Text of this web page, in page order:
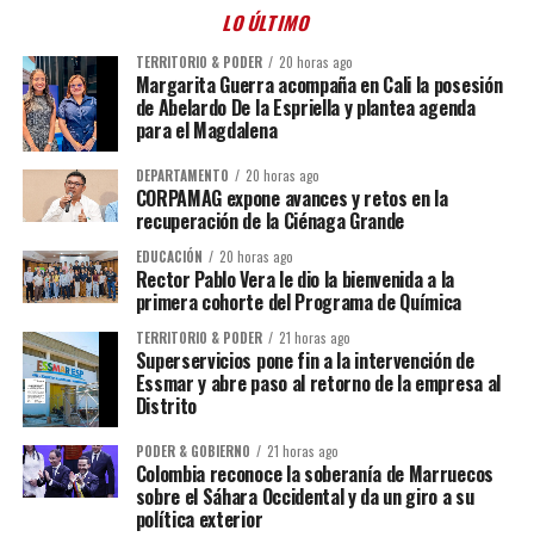
LO ÚLTIMO
TERRITORIO & PODER 20 horas ago
Margarita Guerra acompaña en Cali la posesión
de Abelardo De la Espriella y plantea agenda
para el Magdalena
DEPARTAMENTO 20 horas ago
CORPAMAG expone avances y retos en la
recuperación de la Ciénaga Grande
EDUCACIÓN 20 horas ago
Rector Pablo Vera le dio la bienvenida a la
primera cohorte del Programa de Química
TERRITORIO & PODER 21 horas ago
Superservicios pone fin a la intervención de
Essmar y abre paso al retorno de la empresa al
Distrito
PODER & GOBIERNO 21 horas ago
Colombia reconoce la soberanía de Marruecos
sobre el Sáhara Occidental y da un giro a su
política exterior